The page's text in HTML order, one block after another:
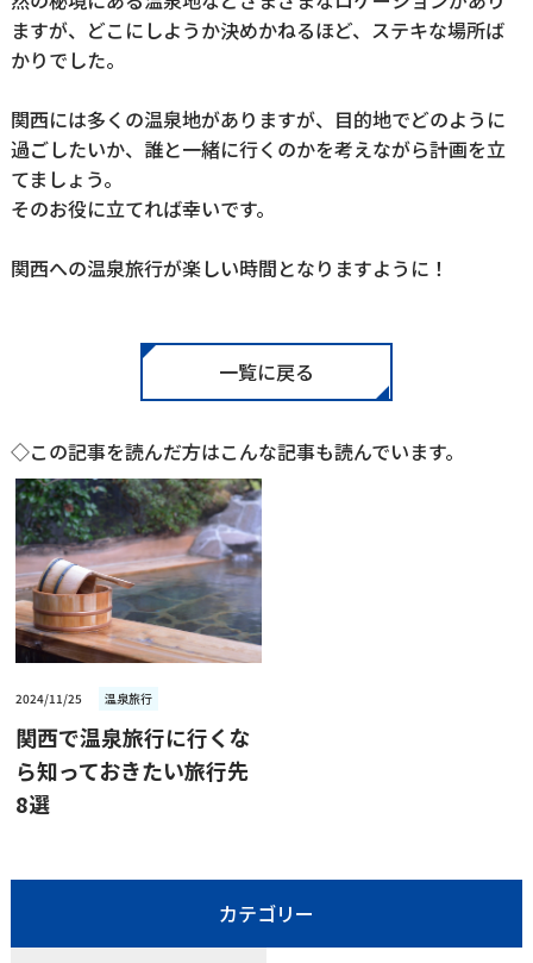
ますが、どこにしようか決めかねるほど、ステキな場所ば
かりでした。
関西には多くの温泉地がありますが、目的地でどのように
過ごしたいか、誰と一緒に行くのかを考えながら計画を立
てましょう。
そのお役に立てれば幸いです。
関西への温泉旅行が楽しい時間となりますように！
一覧に戻る
◇この記事を読んだ方はこんな記事も読んでいます。
2024/11/25 温泉旅行
関西で温泉旅行に行くな
ら知っておきたい旅行先
8選
カテゴリー